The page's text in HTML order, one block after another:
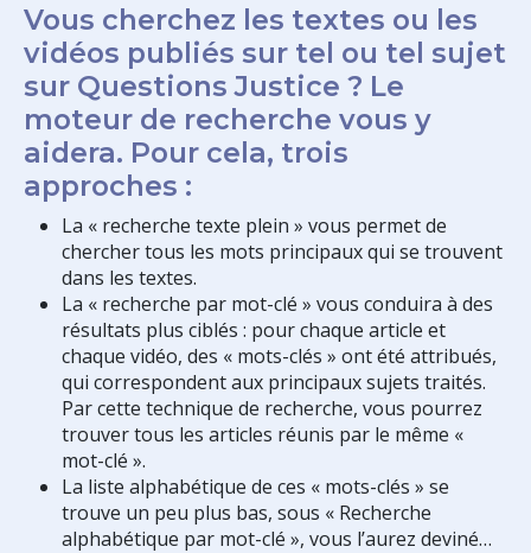
Vous cherchez les textes ou les
vidéos publiés sur tel ou tel sujet
sur Questions Justice ? Le
moteur de recherche vous y
aidera. Pour cela, trois
approches :
La « recherche texte plein » vous permet de
chercher tous les mots principaux qui se trouvent
dans les textes.
La « recherche par mot-clé » vous conduira à des
résultats plus ciblés : pour chaque article et
chaque vidéo, des « mots-clés » ont été attribués,
qui correspondent aux principaux sujets traités.
Par cette technique de recherche, vous pourrez
trouver tous les articles réunis par le même «
mot-clé ».
La liste alphabétique de ces « mots-clés » se
trouve un peu plus bas, sous « Recherche
alphabétique par mot-clé », vous l’aurez deviné…